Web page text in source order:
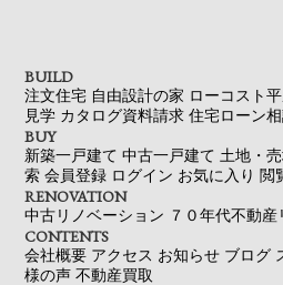
BUILD
注文住宅 自由設計の家 ローコスト
見学 カタログ資料請求 住宅ローン
BUY
新築一戸建て 中古一戸建て 土地・
索 会員登録 ログイン お気に入り 閲
RENOVATION
中古リノベーション ７０年代不動産
CONTENTS
会社概要 アクセス お知らせ ブログ
様の声 不動産買取